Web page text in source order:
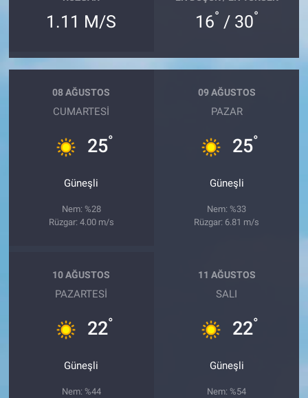
1.11 M/S 16° / 30°
08 AĞUSTOS
CUMARTESI
25°
Güneşli
Nem: %28
Rüzgar: 4.00 m/s
09 AĞUSTOS
PAZAR
25°
Güneşli
Nem: %33
Rüzgar: 6.81 m/s
10 AĞUSTOS
PAZARTESI
22°
Güneşli
Nem: %44
11 AĞUSTOS
SALI
22°
Güneşli
Nem: %54